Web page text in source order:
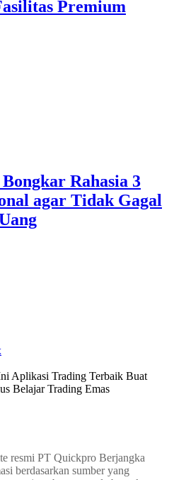
Premium
Rahasia 3
agar Tidak Gagal
Aplikasi Trading Terbaik Buat
Belajar Trading Emas
resmi PT Quickpro Berjangka
berdasarkan sumber yang